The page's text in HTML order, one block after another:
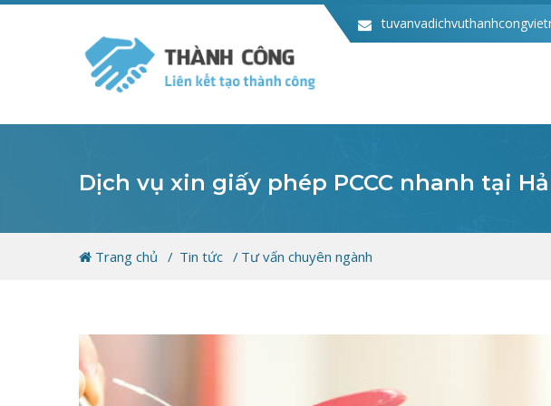
Dịch vụ xin giấy phép PCCC nhanh tại
Trang chủ Tin tức Tư vấn chuyên ngành